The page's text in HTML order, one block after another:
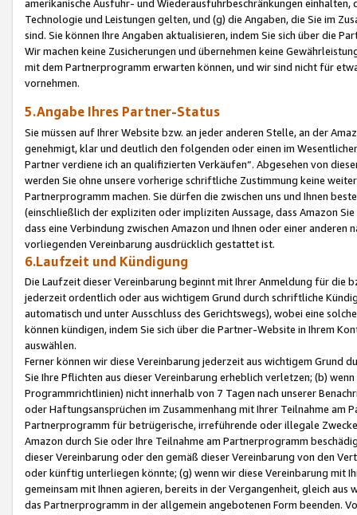
amerikanische Ausfuhr- und Wiederausfuhrbeschränkungen
Technologie und Leistungen gelten, und (g) die Angaben, die Sie im
sind. Sie können Ihre Angaben aktualisieren, indem Sie sich über die
Wir machen keine Zusicherungen und übernehmen keine
mit dem Partnerprogramm erwarten können, und wir sind nicht für
vornehmen.
5.Angabe Ihres Partner-Status
Sie müssen auf Ihrer Website bzw. an jeder anderen Stelle, an der
genehmigt, klar und deutlich den folgenden oder einen im
Partner verdiene ich an qualifizierten Verkäufen“. Abgesehen von
werden Sie ohne unsere vorherige schriftliche Zustimmung keine
Partnerprogramm machen. Sie dürfen die zwischen uns und Ihnen
(einschließlich der expliziten oder impliziten Aussage, dass Amazon
dass eine Verbindung zwischen Amazon und Ihnen oder einer
vorliegenden Vereinbarung ausdrücklich gestattet ist.
6.Laufzeit und Kündigung
Die Laufzeit dieser Vereinbarung beginnt mit Ihrer Anmeldung für die
jederzeit ordentlich oder aus wichtigem Grund durch schriftliche
automatisch und unter Ausschluss des Gerichtswegs), wobei eine
können kündigen, indem Sie sich über die Partner-Website in Ihrem
auswählen.
Ferner können wir diese Vereinbarung jederzeit aus wichtigem Grund
Sie Ihre Pflichten aus dieser Vereinbarung erheblich verletzen; (b)
Programmrichtlinien) nicht innerhalb von 7 Tagen nach unserer
oder Haftungsansprüchen im Zusammenhang mit Ihrer Teilnahme am
Partnerprogramm für betrügerische, irreführende oder illegale
Amazon durch Sie oder Ihre Teilnahme am Partnerprogramm
dieser Vereinbarung oder den gemäß dieser Vereinbarung von den
oder künftig unterliegen könnte; (g) wenn wir diese Vereinbarung mit
gemeinsam mit Ihnen agieren, bereits in der Vergangenheit, gleich
das Partnerprogramm in der allgemein angebotenen Form beenden.